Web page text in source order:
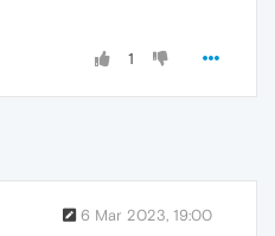
1
6 Mar 2023, 19:00